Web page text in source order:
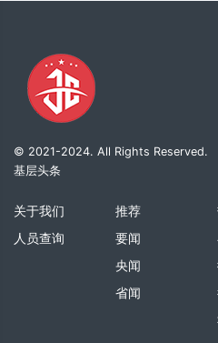
© 2021-2024. All Rights Reserved.
基层头条
关于我们
人员查询
推荐
要闻
央闻
省闻